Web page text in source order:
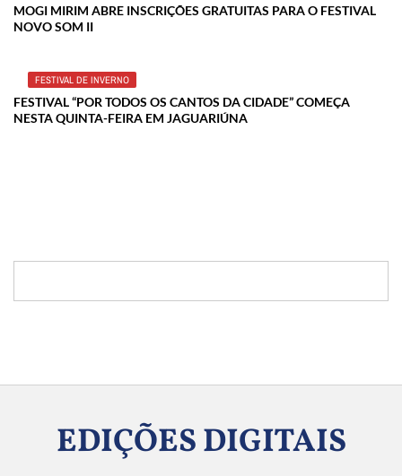
MOGI MIRIM ABRE INSCRIÇÕES GRATUITAS PARA O FESTIVAL
NOVO SOM II
FESTIVAL DE INVERNO
FESTIVAL “POR TODOS OS CANTOS DA CIDADE” COMEÇA
NESTA QUINTA-FEIRA EM JAGUARIÚNA
EDIÇÕES DIGITAIS